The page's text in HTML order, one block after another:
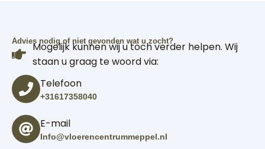
Advies nodig of niet gevonden wat u zocht?
Mogelijk kunnen wij u toch verder helpen. Wij
staan u graag te woord via:
Telefoon
+31617358040
E-mail
Info@vloerencentrummeppel.nl